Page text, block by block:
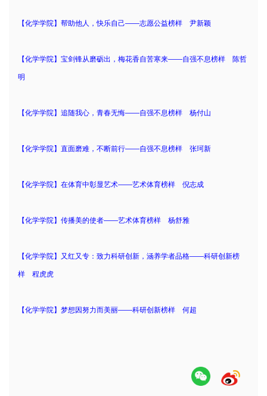
【化学学院】帮助他人，快乐自己——志愿公益榜样 尹新颖
【化学学院】宝剑锋从磨砺出，梅花香自苦寒来——自强不息榜样 陈哲
明
【化学学院】追随我心，青春无悔——自强不息榜样 杨付山
【化学学院】直面磨难，不断前行——自强不息榜样 张珂新
【化学学院】在体育中彰显艺术——艺术体育榜样 倪志成
【化学学院】传播美的使者——艺术体育榜样 杨舒雅
【化学学院】又红又专：致力科研创新，涵养学者品格——科研创新榜
样 程虎虎
【化学学院】梦想因努力而美丽——科研创新榜样 何超